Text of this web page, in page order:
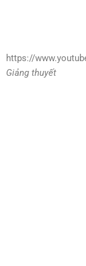
https://
Giảng thuyết